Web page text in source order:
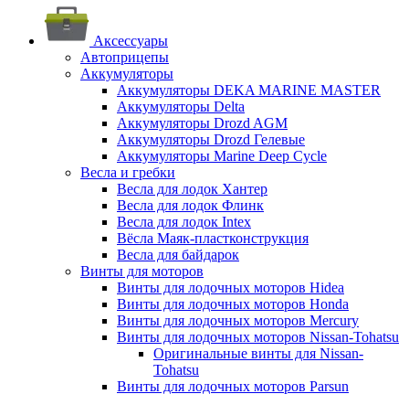
Аксессуары
Автоприцепы
Аккумуляторы
Аккумуляторы DEKA MARINE MASTER
Аккумуляторы Delta
Аккумуляторы Drozd AGM
Аккумуляторы Drozd Гелевые
Аккумуляторы Marine Deep Cycle
Весла и гребки
Весла для лодок Хантер
Весла для лодок Флинк
Весла для лодок Intex
Вёсла Маяк-пластконструкция
Весла для байдарок
Винты для моторов
Винты для лодочных моторов Hidea
Винты для лодочных моторов Honda
Винты для лодочных моторов Mercury
Винты для лодочных моторов Nissan-Tohatsu
Оригинальные винты для Nissan-
Tohatsu
Винты для лодочных моторов Parsun